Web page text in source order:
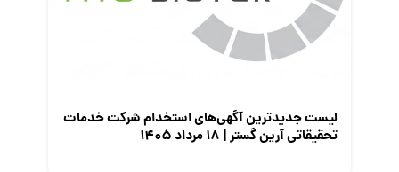
لیست جدیدترین آگهی‌های استخدام شرکت خدمات
تحقیقاتی آرین گستر | ۱۸ مرداد ۱۴۰۵